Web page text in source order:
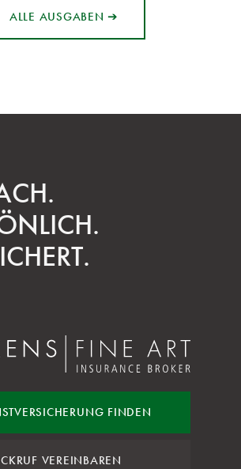
ALLE AUSGABEN ➔
VERSICHERUNG FINDEN
VEREINBAREN